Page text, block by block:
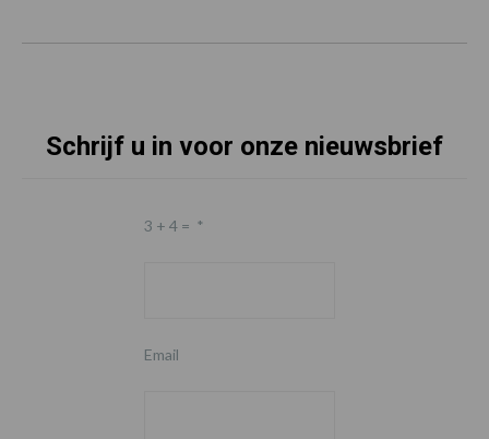
Schrijf u in voor onze nieuwsbrief
3 + 4 = *
Email